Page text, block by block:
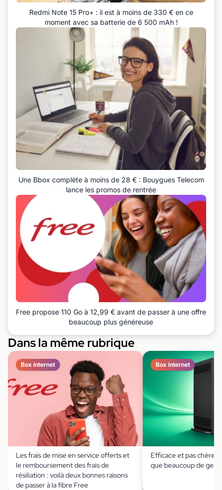
Redmi Note 15 Pro+ : il est à moins de 330 € en ce
moment avec sa batterie de 6 500 mAh !
Une Bbox complète à moins de 28 € : Bouygues Telecom
lance les promos de rentrée
Free propose 110 Go à 12,99 € avant de passer à une offre
beaucoup plus généreuse
Dans la même rubrique
Box internet
Les frais de mise en service offerts et
le remboursement des frais de
résiliation : voilà deux bonnes raisons
de passer à la fibre Free
Box internet
Efficace et pas chère,
que beaucoup de